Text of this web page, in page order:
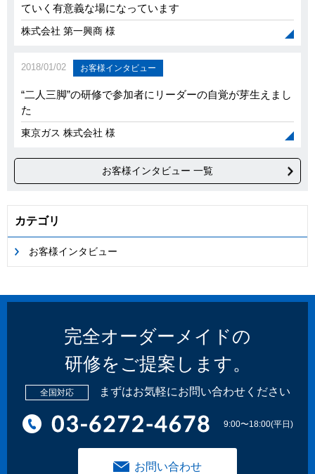
ていく有意義な場になっています
株式会社 第一興商 様
2018/01/02 お客様インタビュー
“二人三脚”の研修で参加者にリーダーの自覚が芽生えまし
た
東京ガス 株式会社 様
お客様インタビュー 一覧
カテゴリ
お客様インタビュー
完全オーダーメイドの
研修をご提案します。
全国対応 まずはお気軽にお問い合わせください
9:00〜18:00(平日)
お問い合わせ